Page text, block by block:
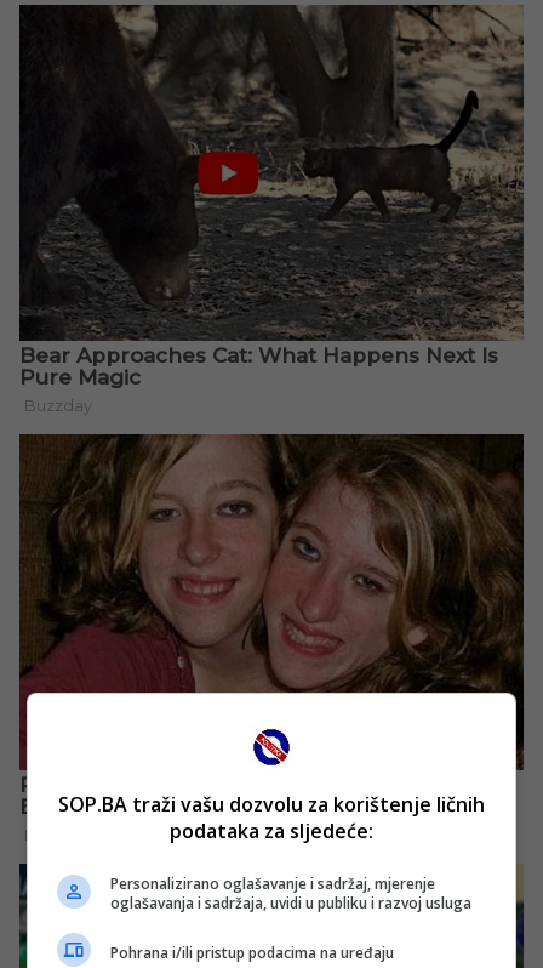
SOP.BA traži vašu dozvolu za korištenje ličnih
podataka za sljedeće:
Personalizirano oglašavanje i sadržaj, mjerenje
oglašavanja i sadržaja, uvidi u publiku i razvoj usluga
Pohrana i/ili pristup podacima na uređaju